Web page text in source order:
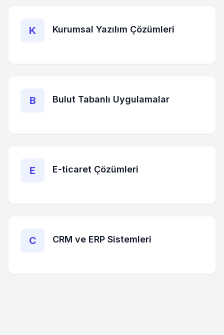
K Kurumsal Yazılım Çözümleri
B Bulut Tabanlı Uygulamalar
E E-ticaret Çözümleri
C CRM ve ERP Sistemleri